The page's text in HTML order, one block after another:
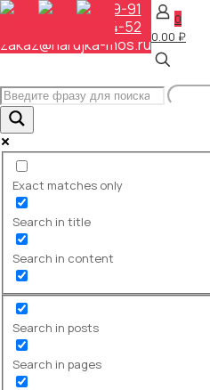
+7 (495) 648-69-91
+7 (495) 268-04-52
zakaz@narujka-mos.ru
0
0.00 ₽
Exact matches only
Search in title
Search in content
Search in posts
Search in pages
Вернуться на главную
big
Сертификат
техническому